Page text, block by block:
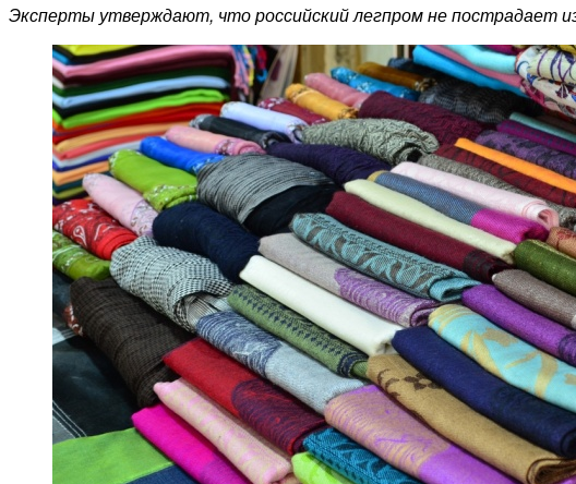
Эксперты утверждают, что российский легпром не пострадает